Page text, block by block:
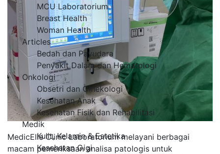
MCU Laboratorium
Breast Health
Woman Health
Articles
Bedah dan Payudara
Penyakit Dalam dan Hematologi
Onkologi
Obsetri dan Ginekologi
Kesehatan Anak
Kesehatan Fisik dan Rehabilitasi
Medik
Kulit, Kelamin & Estetika
Kesehatan Gigi
MedicElle Clinic Laboratorium melayani berbagai
macam pemeriksaan analisa patologis untuk